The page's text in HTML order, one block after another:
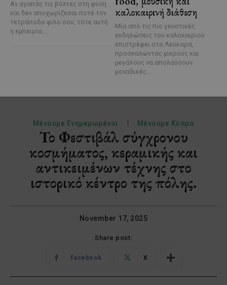
Αν αγαπάς τις βόλτες στη φύση
και δεν αποχωρίζεσαι ποτέ τον
τετράποδο φίλο σου, τότε αυτή
η εμπειρία...
καλοκαιρινή διάθεση
Μία από τις πιο γευστικές
εκδηλώσεις του καλοκαιριού
επιστρέφει στα Λεύκαρα,
προσκαλώντας μικρούς και
μεγάλους να απολαύσουν
μοναδικές...